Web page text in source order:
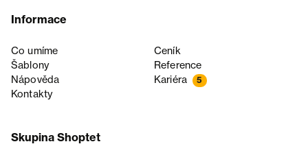
Informace
Co umíme
Ceník
Šablony
Reference
Nápověda
Kariéra 5
Kontakty
Skupina Shoptet